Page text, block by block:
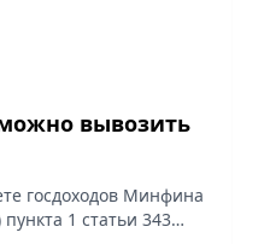
вывозить
госдоходов Минфина
1 статьи 343